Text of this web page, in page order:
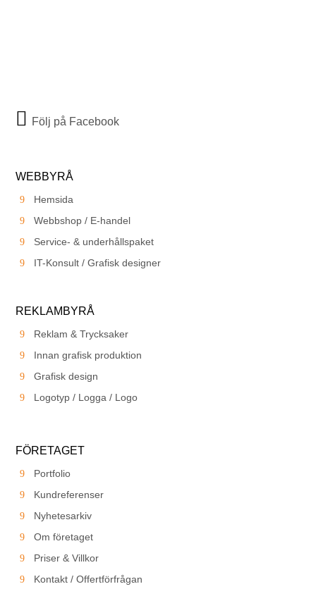
Följ på Facebook
WEBBYRÅ
Hemsida
Webbshop / E-handel
Service- & underhållspaket
IT-Konsult / Grafisk designer
REKLAMBYRÅ
Reklam & Trycksaker
Innan grafisk produktion
Grafisk design
Logotyp / Logga / Logo
FÖRETAGET
Portfolio
Kundreferenser
Nyhetesarkiv
Om företaget
Priser & Villkor
Kontakt / Offertförfrågan